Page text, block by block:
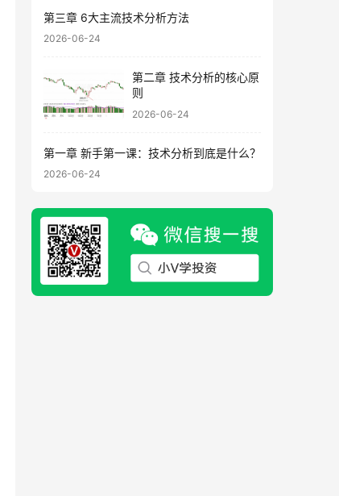
第三章 6大主流技术分析方法
2026-06-24
第二章 技术分析的核心原
则
2026-06-24
第一章 新手第一课：技术分析到底是什么？
2026-06-24